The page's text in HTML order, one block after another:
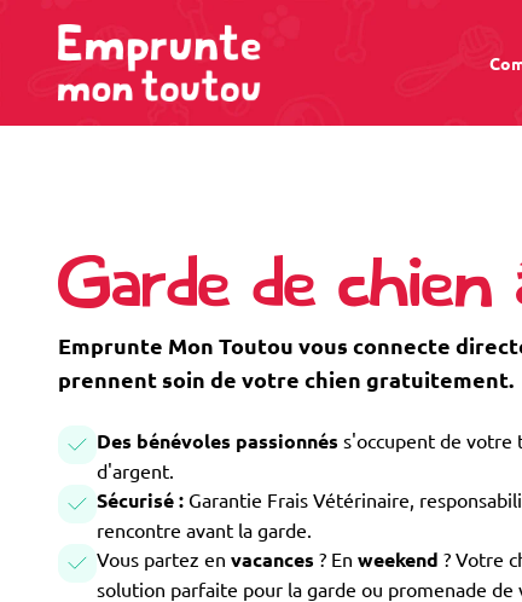
Garde de chien
Emprunte Mon Toutou vous connecte
prennent soin de votre chien gratuitement.
Des bénévoles passionnés s'occupent de votre
d'argent.
Sécurisé : Garantie Frais Vétérinaire,
rencontre avant la garde.
Vous partez en vacances ? En weekend ? Votre
solution parfaite pour la garde ou promenade de